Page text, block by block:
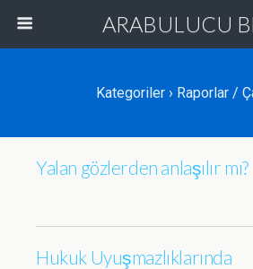
ARABULUCU
Kategoriler › Raporlar /
Yalan gözlerden anlaşılır mı?
Hukuk Uyuşmazlıklarında